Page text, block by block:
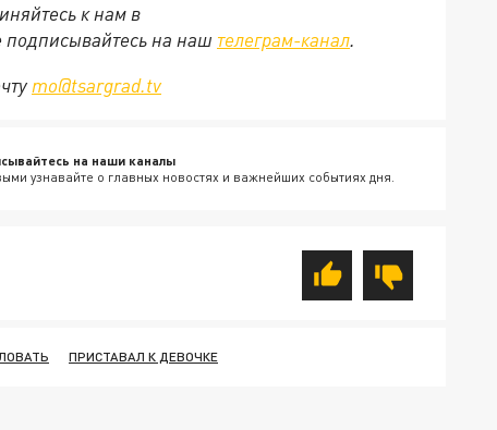
к нам в
подписывайтесь на наш телеграм-канал.
mo@tsargrad.tv
на наши каналы
узнавайте о главных новостях и важнейших событиях дня.
ПРИСТАВАЛ К ДЕВОЧКЕ